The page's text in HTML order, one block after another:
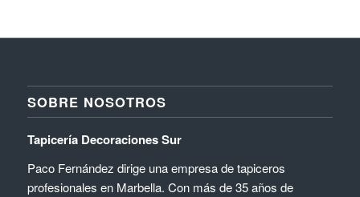
SOBRE NOSOTROS
Tapicería Decoraciones Sur
Paco Fernández dirige una empresa de tapiceros
profesionales en Marbella. Con más de 35 años de